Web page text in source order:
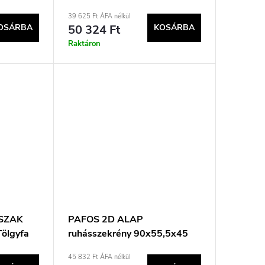
39 625 Ft ÁFA nélkül
50 324 Ft
Raktáron
KOSÁRBA
PAFOS 2D ALAP
ruhásszekrény 90x55,5x45
45 832 Ft ÁFA nélkül